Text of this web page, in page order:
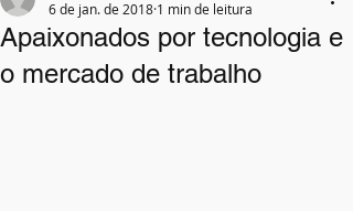
Apaixonados por tecnologia e
o mercado de trabalho
6 de jan. de 2018 1 min de leitura